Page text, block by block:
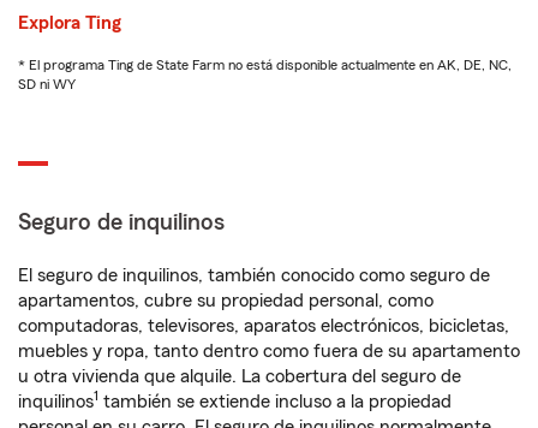
Explora Ting
* El programa Ting de State Farm no está disponible actualmente en AK, DE, NC,
SD ni WY
Seguro de inquilinos
El seguro de inquilinos, también conocido como seguro de
apartamentos, cubre su propiedad personal, como
computadoras, televisores, aparatos electrónicos, bicicletas,
muebles y ropa, tanto dentro como fuera de su apartamento
u otra vivienda que alquile. La cobertura del seguro de
inquilinos1 también se extiende incluso a la propiedad